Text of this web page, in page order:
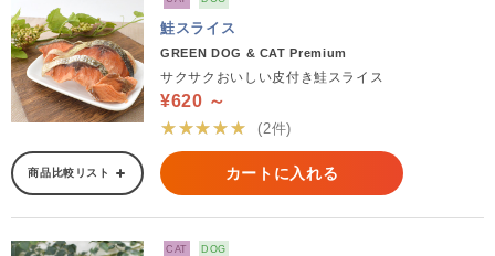
鮭スライス
GREEN DOG & CAT Premium
サクサクおいしい皮付き鮭スライス
¥620 ～
★★★★★
(2件)
商品比較リスト カートに入れる
CAT DOG